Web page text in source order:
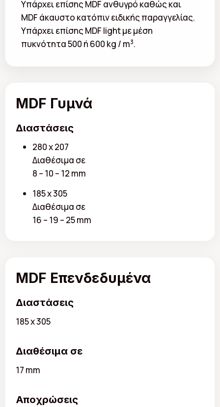
Υπάρχει επίσης MDF ανθυγρό καθώς και
MDF άκαυστο κατόπιν ειδικής παραγγελίας.
Υπάρχει επίσης MDF light με μέση
πυκνότητα 500 ή 600 kg / m3.
MDF Γυμνά
Διαστάσεις
280 x 207
Διαθέσιμα σε
8 – 10 – 12 mm
185 x 305
Διαθέσιμα σε
16 – 19 – 25 mm
MDF Επενδεδυμένα
Διαστάσεις
185 x 305
Διαθέσιμα σε
17 mm
Αποχρώσεις